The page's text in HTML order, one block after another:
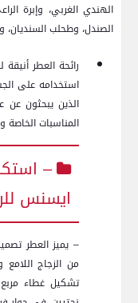
الهندي الغربي، وإبرة
الصندل، وطحلب السنديان،
رائحة العطر
استخدامه على
الذين يبحثون
المناسبات الخاصة
–
ايسنس للرجال
– يميز العطر
من الزجاج